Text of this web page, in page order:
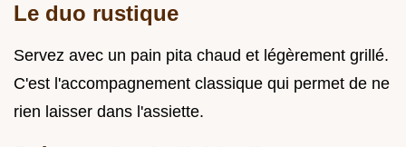
Le duo rustique
Servez avec un pain pita chaud et légèrement grillé.
C'est l'accompagnement classique qui permet de ne
rien laisser dans l'assiette.